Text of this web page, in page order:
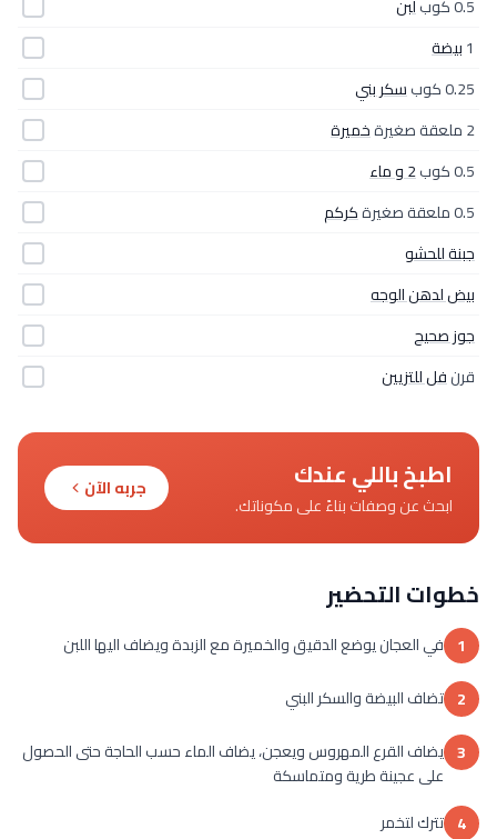
0.5 كوب
لبن
1بيضة
0.25 كوب
سكر بني
2 ملعقة صغيرة
خميرة
0.5 كوب
2 و ماء
0.5 ملعقة صغيرة
كركم
جبنة للحشو
بيض لدهن الوجه
جوز صحيح
قرنفل للتزيين
اطبخ باللي عندك
ابحث عن وصفات بناءً على مكوناتك.
جربه الآن
خطوات التحضير
1 في العجان يوضع الدقيق والخميرة مع الزبدة ويضاف اليها اللبن
2 تضاف البيضة والسكر البني
3 يضاف القرع المهروس ويعجن، يضاف الماء حسب الحاجة حتى الحصول
على عجينة طرية ومتماسكة
4 تترك لتخمر